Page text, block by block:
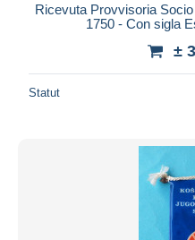
Ricevuta Provvisoria
1750 - Con sigla
±
Statut